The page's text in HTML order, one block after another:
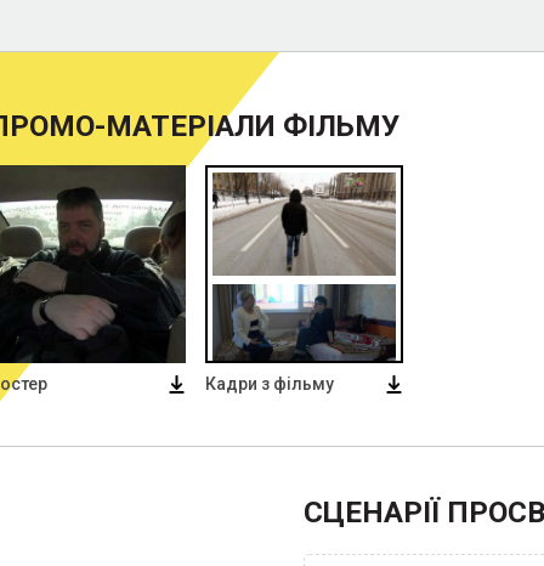
МАТЕРІАЛИ ФІЛЬМУ
Кадри з фільму
СЦЕНАРІЇ